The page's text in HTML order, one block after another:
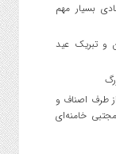
بسیار مهم
و تبریک عید
طرف اصناف و
خامنه‌ای